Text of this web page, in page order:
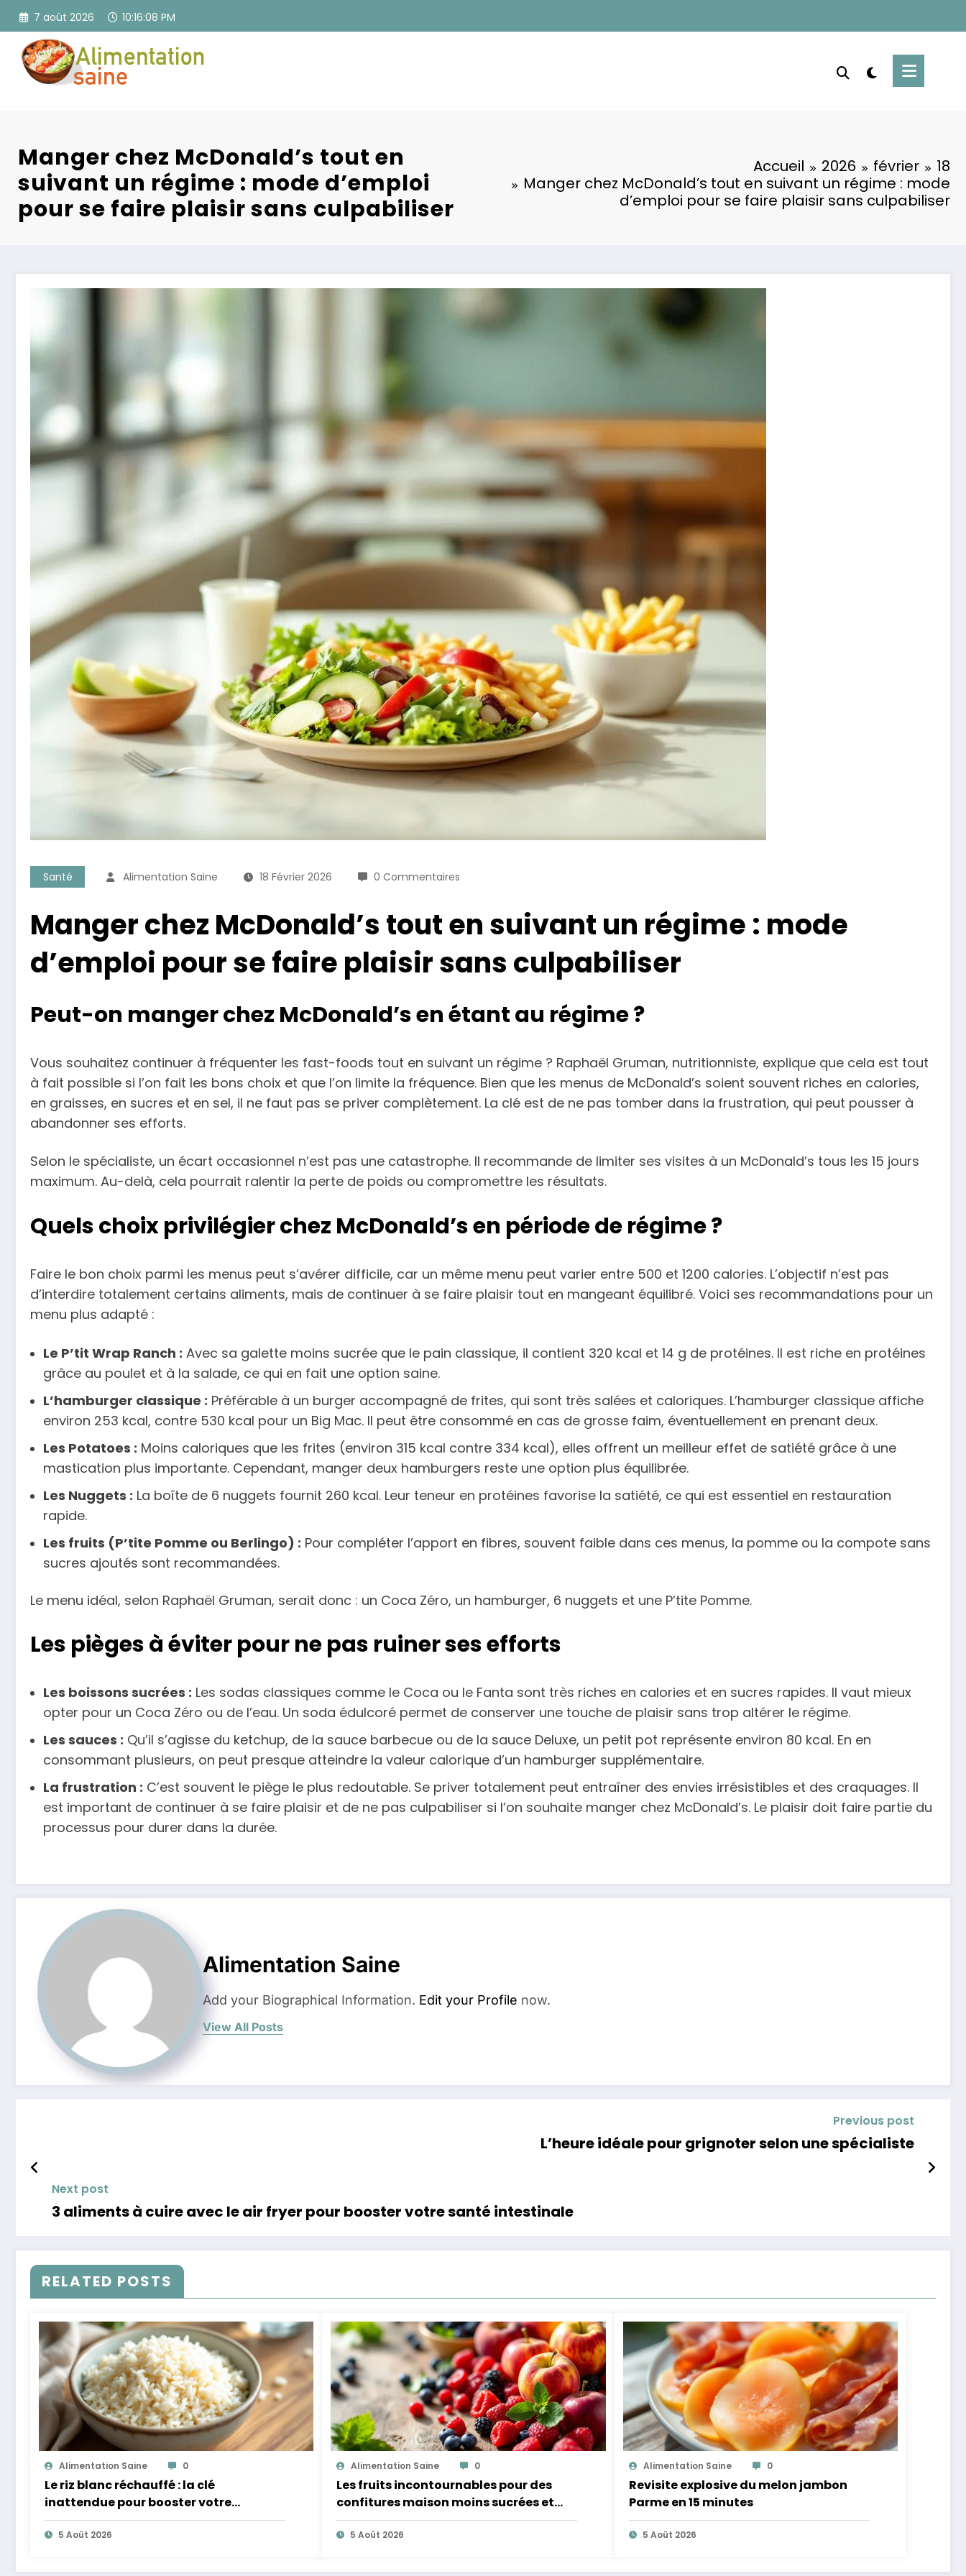
Aller
contenu
7 août 2026 10:16:09 PM
Manger chez McDonald’s tout en
suivant un régime : mode d’emploi
pour se faire plaisir sans culpabiliser
Accueil 2026 février
18
Manger chez McDonald’s tout en suivant un régime : mode
d’emploi pour se faire plaisir sans culpabiliser
Santé Alimentation Saine 18 Février 2026 0 Commentaires
Manger chez McDonald’s tout en suivant un régime : mode
d’emploi pour se faire plaisir sans culpabiliser
Peut-on manger chez McDonald’s en étant au régime ?
Vous souhaitez continuer à fréquenter les fast-foods tout en suivant un régime ? Raphaël Gruman, nutritionniste, explique que cela est tout
à fait possible si l’on fait les bons choix et que l’on limite la fréquence. Bien que les menus de McDonald’s soient souvent riches en calories,
en graisses, en sucres et en sel, il ne faut pas se priver complètement. La clé est de ne pas tomber dans la frustration, qui peut pousser à
abandonner ses efforts.
Selon le spécialiste, un écart occasionnel n’est pas une catastrophe. Il recommande de limiter ses visites à un McDonald’s tous les 15 jours
maximum. Au-delà, cela pourrait ralentir la perte de poids ou compromettre les résultats.
Quels choix privilégier chez McDonald’s en période de régime ?
Faire le bon choix parmi les menus peut s’avérer difficile, car un même menu peut varier entre 500 et 1200 calories. L’objectif n’est pas
d’interdire totalement certains aliments, mais de continuer à se faire plaisir tout en mangeant équilibré. Voici ses recommandations pour un
menu plus adapté :
Le P’tit Wrap Ranch : Avec sa galette moins sucrée que le pain classique, il contient 320 kcal et 14 g de protéines. Il est riche en protéines
grâce au poulet et à la salade, ce qui en fait une option saine.
L’hamburger classique : Préférable à un burger accompagné de frites, qui sont très salées et caloriques. L’hamburger classique affiche
environ 253 kcal, contre 530 kcal pour un Big Mac. Il peut être consommé en cas de grosse faim, éventuellement en prenant deux.
Les Potatoes : Moins caloriques que les frites (environ 315 kcal contre 334 kcal), elles offrent un meilleur effet de satiété grâce à une
mastication plus importante. Cependant, manger deux hamburgers reste une option plus équilibrée.
Les Nuggets : La boîte de 6 nuggets fournit 260 kcal. Leur teneur en protéines favorise la satiété, ce qui est essentiel en restauration
rapide.
Les fruits (P’tite Pomme ou Berlingo) : Pour compléter l’apport en fibres, souvent faible dans ces menus, la pomme ou la compote sans
sucres ajoutés sont recommandées.
Le menu idéal, selon Raphaël Gruman, serait donc : un Coca Zéro, un hamburger, 6 nuggets et une P’tite Pomme.
Les pièges à éviter pour ne pas ruiner ses efforts
Les boissons sucrées : Les sodas classiques comme le Coca ou le Fanta sont très riches en calories et en sucres rapides. Il vaut mieux
opter pour un Coca Zéro ou de l’eau. Un soda édulcoré permet de conserver une touche de plaisir sans trop altérer le régime.
Les sauces : Qu’il s’agisse du ketchup, de la sauce barbecue ou de la sauce Deluxe, un petit pot représente environ 80 kcal. En en
consommant plusieurs, on peut presque atteindre la valeur calorique d’un hamburger supplémentaire.
La frustration : C’est souvent le piège le plus redoutable. Se priver totalement peut entraîner des envies irrésistibles et des craquages. Il
est important de continuer à se faire plaisir et de ne pas culpabiliser si l’on souhaite manger chez McDonald’s. Le plaisir doit faire partie du
processus pour durer dans la durée.
Alimentation Saine
Add your Biographical Information. Edit your Profile now.
View All Posts
Previous post
L’heure idéale pour grignoter selon une spécialiste
Next post
3 aliments à cuire avec le air fryer pour booster votre santé intestinale
RELATED POSTS
Alimentation Saine 0
Le riz blanc réchauffé : la clé
inattendue pour booster votre
microbiote
5 Août 2026
Alimentation Saine 0
Les fruits incontournables pour des
confitures maison moins sucrées et
plus légères
5 Août 2026
Alimentation Saine 0
Revisite explosive du melon jambon
Parme en 15 minutes
5 Août 2026